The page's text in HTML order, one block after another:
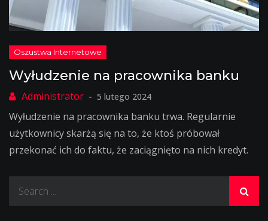
Wyłudzenie na pracownika banku
5 lutego 2024
Wyłudzenie na pracownika banku trwa. Regularnie
użytkownicy skarżą się na to, że ktoś próbował
przekonać ich do faktu, że zaciągnięto na nich kredyt.